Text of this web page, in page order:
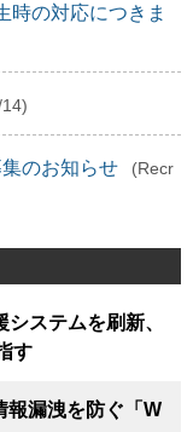
時の対応につきま
のお知らせ
(Recr
ステムを刷新、
す
報漏洩を防ぐ「W